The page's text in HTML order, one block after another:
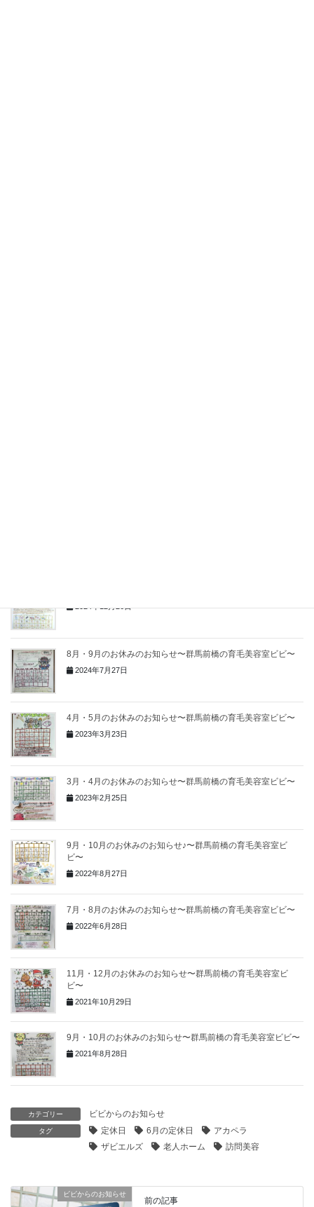
2024年12月26日
8月・9月のお休みのお知らせ〜群馬前橋の育毛美容室ビビ〜
2024年7月27日
4月・5月のお休みのお知らせ〜群馬前橋の育毛美容室ビビ〜
2023年3月23日
3月・4月のお休みのお知らせ〜群馬前橋の育毛美容室ビビ〜
2023年2月25日
9月・10月のお休みのお知らせ♪〜群馬前橋の育毛美容室ビ
ビ〜
2022年8月27日
7月・8月のお休みのお知らせ〜群馬前橋の育毛美容室ビビ〜
2022年6月28日
11月・12月のお休みのお知らせ〜群馬前橋の育毛美容室ビ
ビ〜
2021年10月29日
9月・10月のお休みのお知らせ〜群馬前橋の育毛美容室ビビ〜
2021年8月28日
カテゴリー ビビからのお知らせ
タグ 定休日 6月の定休日
アカペラ
ザビエルズ
老人ホーム 訪問美容
ビビからのお知らせ
前の記事